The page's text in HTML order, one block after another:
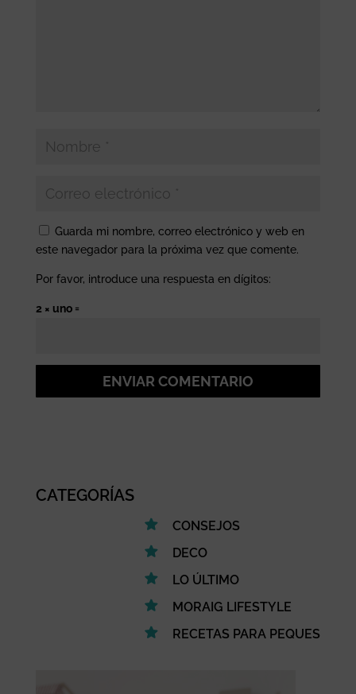
Guarda mi nombre, correo electrónico y web en
este navegador para la próxima vez que comente.
Por favor, introduce una respuesta en dígitos:
2 × uno =
ENVIAR COMENTARIO
CATEGORÍAS
CONSEJOS
DECO
LO ÚLTIMO
MORAIG LIFESTYLE
RECETAS PARA PEQUES